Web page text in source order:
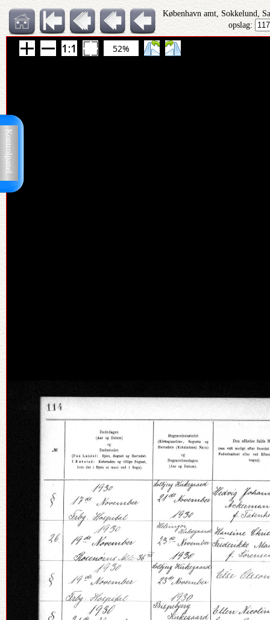
Kontrolpanel
København amt, Sokkelund,
opslag:
52%